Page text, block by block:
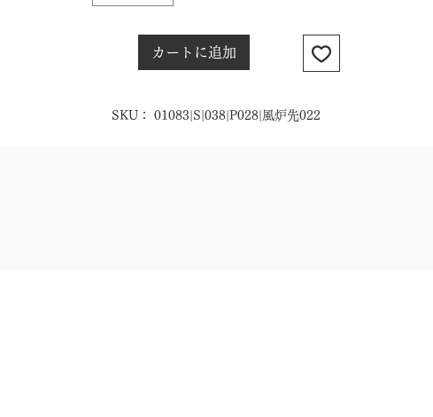
カートに追加
SKU： 01083|S|038|P028|風炉先022